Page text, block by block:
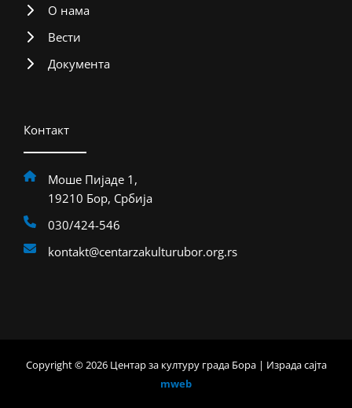
О нама
Вести
Документа
Контакт
Моше Пијаде 1,
19210 Бор, Србија
030/424-546
kontakt@centarzakulturubor.org.rs
Copyright © 2026 Центар за културу града Бора | Израда сајта
mweb